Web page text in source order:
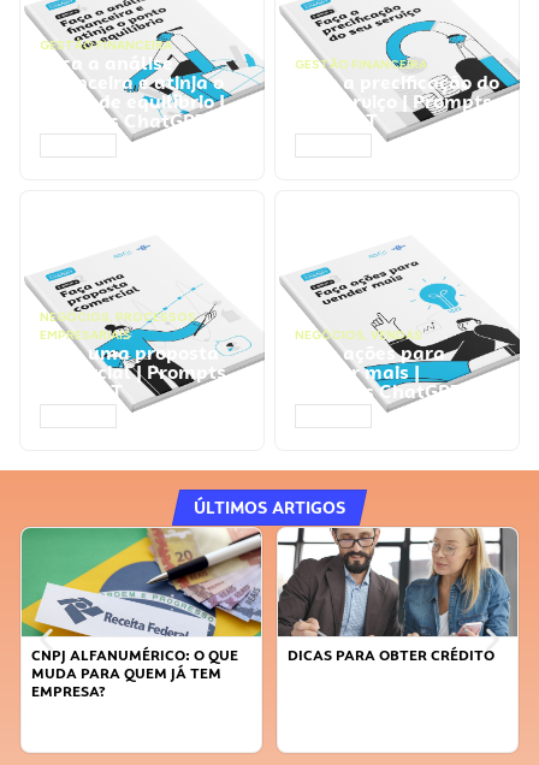
GESTÃO FINANCEIRA
Faça a análise
financeira e atinja o
ponto de equilíbrio |
Prompts ChatGPT
GESTÃO FINANCEIRA
Faça a precificação do
seu serviço | Prompts
ChatGPT
NEGÓCIOS, PROCESSOS
EMPRESARIAIS
Faça uma proposta
comercial | Prompts
ChatGPT
NEGÓCIOS, VENDAS
Faça ações para
vender mais |
Prompts ChatGPT
ÚLTIMOS ARTIGOS
DICAS PARA OBTER CRÉDITO
FAÇA A DIFERENÇA: SEJA